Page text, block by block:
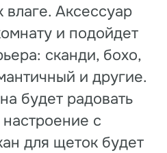
влаге. Аксессуар
и подойдет
сканди, бохо,
и другие.
будет радовать
с
для щеток будет